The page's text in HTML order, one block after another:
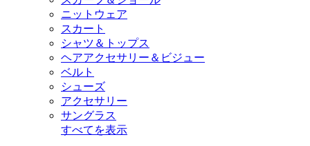
ニットウェア
スカート
シャツ＆トップス
ヘアアクセサリー＆ビジュー
ベルト
シューズ
アクセサリー
サングラス
すべてを表示